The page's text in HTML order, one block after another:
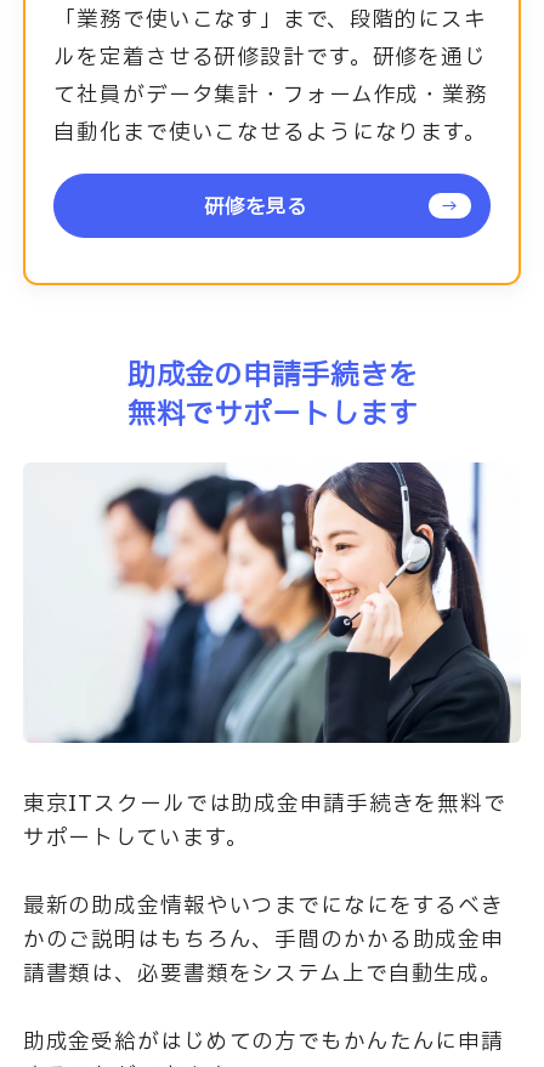
「業務で使いこなす」まで、段階的にスキ
ルを定着させる研修設計です。研修を通じ
て社員がデータ集計・フォーム作成・業務
自動化まで使いこなせるようになります。
研修を見る
助成金の申請手続きを
無料でサポートします
東京ITスクールでは助成金申請手続きを無料で
サポートしています。
最新の助成金情報やいつまでになにをするべき
かのご説明はもちろん、手間のかかる助成金申
請書類は、必要書類をシステム上で自動生成。
助成金受給がはじめての方でもかんたんに申請